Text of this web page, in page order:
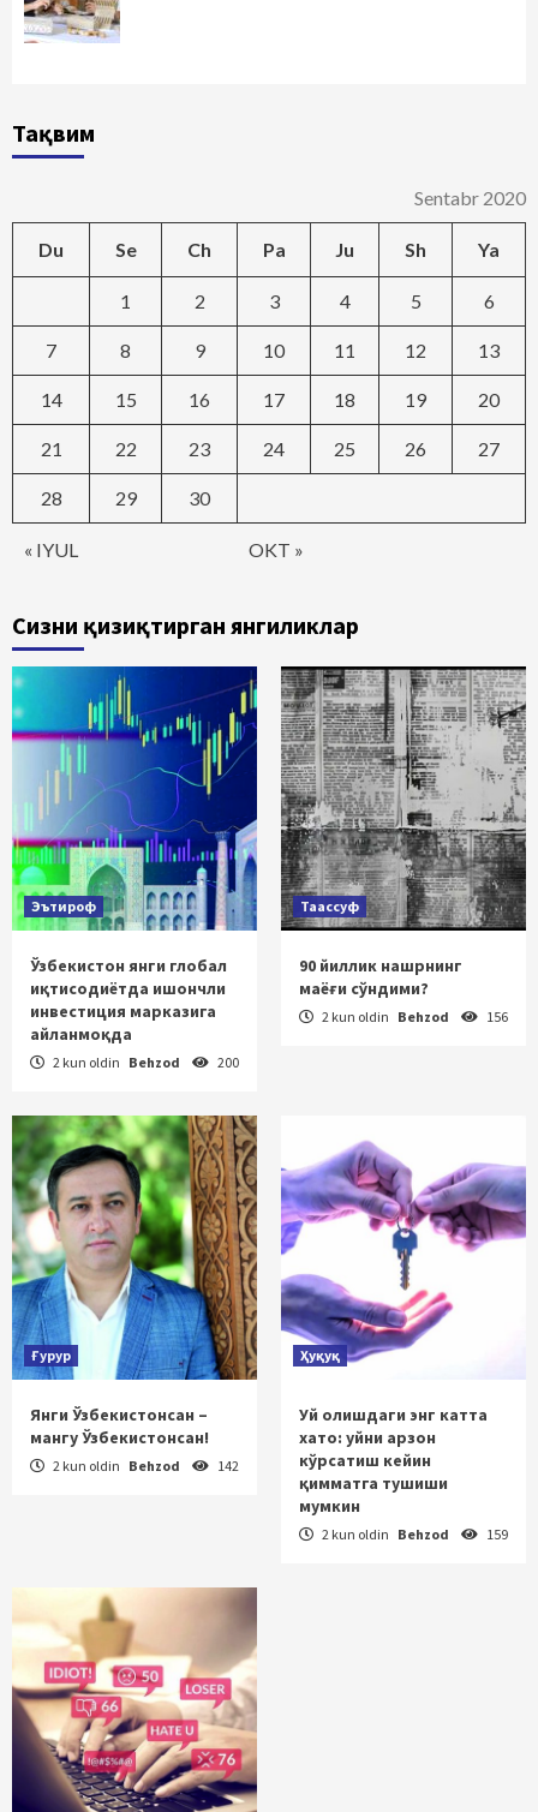
Тақвим
Sentabr 2020
Du Se Ch Pa Ju Sh Ya
« IYUL OKT »
1 2 3 4 5 6
7 8 9 10 11 12 13
14 15 16 17 18 19 20
21 22 23 24 25 26 27
28 29 30
Сизни қизиқтирган янгиликлар
Эътироф
Ўзбекистон янги глобал
иқтисодиётда ишончли
инвестиция марказига
айланмоқда
2 kun oldin Behzod 200
Таассуф
90 йиллик нашрнинг
маёғи сўндими?
2 kun oldin Behzod 156
Ғурур
Янги Ўзбекистонсан –
мангу Ўзбекистонсан!
2 kun oldin Behzod 142
Ҳуқуқ
Уй олишдаги энг катта
хато: уйни арзон
кўрсатиш кейин
қимматга тушиши
мумкин
2 kun oldin Behzod 159